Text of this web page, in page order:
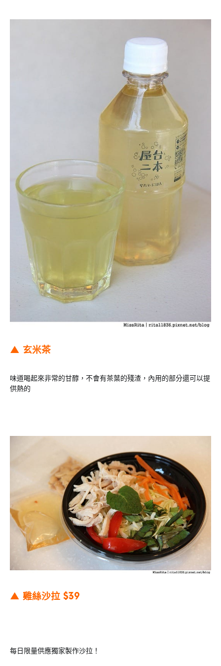
▲ 玄米茶
味道喝起來非常的甘醇，不會有茶葉的殘渣，內用的部分還可以提
供熱的
▲ 雞絲沙拉 $39
每日限量供應獨家製作沙拉！